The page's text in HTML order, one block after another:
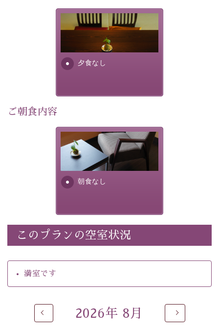
諏訪湖の穏やかな景色、心身を解きほぐす温泉、そして
温かいおもてなし。ご滞在を楽しみに待つ日々が旅をよ
り特別なものにしてくれます。
早めのご予約で、お得に癒しのひとときをお過ごしくだ
個室料亭、貸切風呂のご利用が可能な上、 安心安全にご
滞在いただけるよう
徹底した衛生管理を行っております。
-------------------------------------------------
・宿泊料金5%OFF
・環境に配慮したアメニティをご用意
・館内フリーWi-Fi
・駐車場完備
・チェックイン15時、チェックアウト10時
自家源泉「美翠源泉」は酸化の進みが遅く新鮮で若返り
の効果が高い、極めて希有な源泉です。身も心も癒され
夕食なし
夕食なしご夕食を追加される
場合は、二食付きのプランを
お選びくださいませ。
ご朝食内容
朝食なし
朝食なし。ご朝食を付ける場
合は朝食付きのプランをお選
びくださいませ。
このプランの空室状況
満室です
2026年 8月